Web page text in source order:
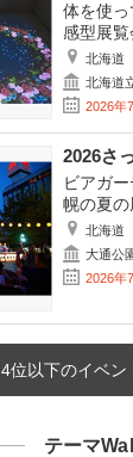
体を使
感型展覧
北海道
北海道
2026年
2026さ
ビアガ
幌の夏
北海道
大通公
2026年
4位以下のイベン
テーマ